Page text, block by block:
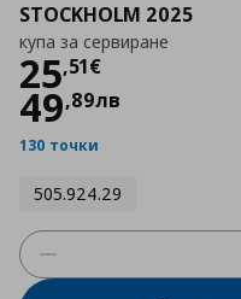
STOCKHOLM 2025
купа за сервиране
25,51€
Цена
49,89лв
130 точки
505.924.29